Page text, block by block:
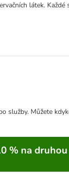
látek. Každé
Můžete
% na